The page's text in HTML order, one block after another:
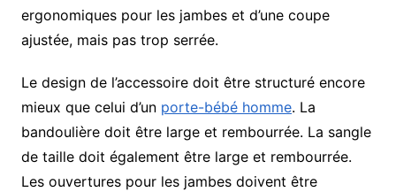
ergonomiques pour les jambes et d’une coupe
ajustée, mais pas trop serrée.
Le design de l’accessoire doit être structuré encore
mieux que celui d’un porte-bébé homme. La
bandoulière doit être large et rembourrée. La sangle
de taille doit également être large et rembourrée.
Les ouvertures pour les jambes doivent être